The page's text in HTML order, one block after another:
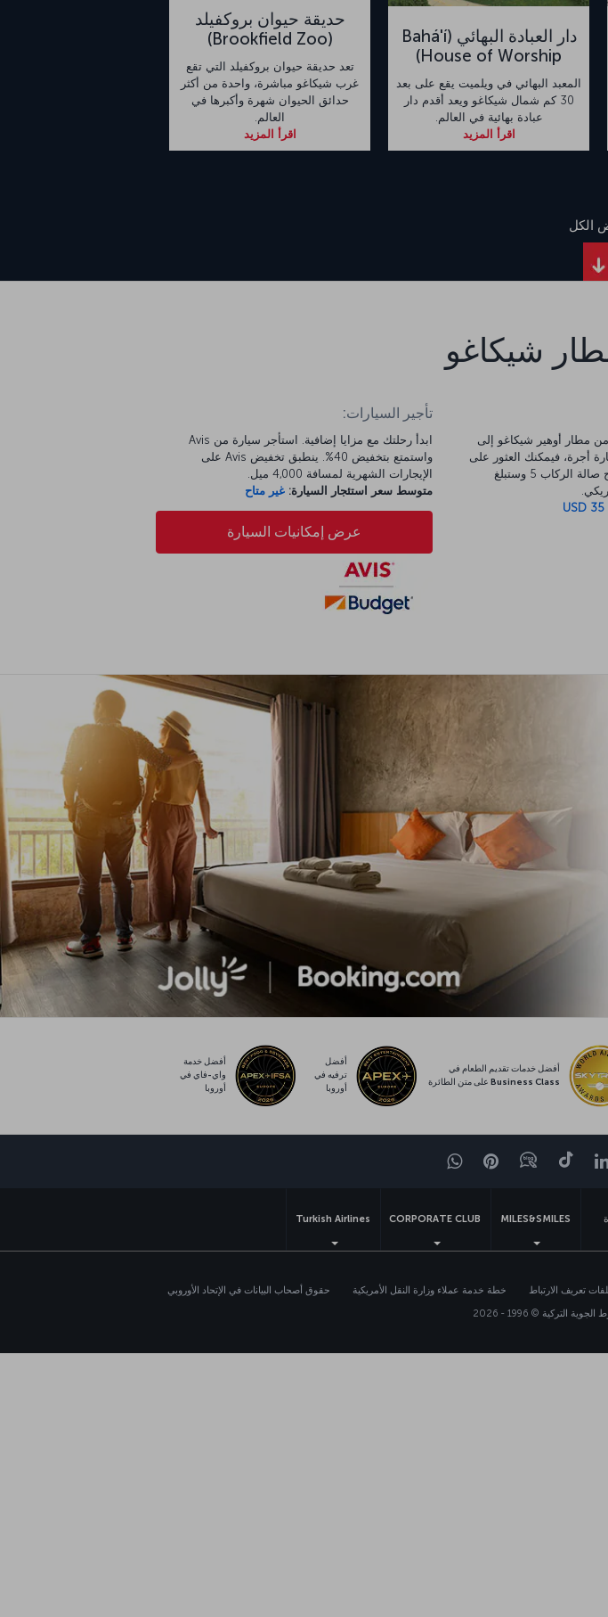
دار العبادة البهائي (Bahá'í
House of Worship)
المعبد البهائي في ويلميت يقع على بعد
30 كم شمال شيكاغو ويعد أقدم دار
عبادة بهائية في العالم.
اقرأ المزيد
حديقة حيوان بروكفيلد
(Brookfield Zoo)
تعد حديقة حيوان بروكفيلد التي تقع
غرب شيكاغو مباشرة، واحدة من أكثر
حدائق الحيوان شهرة وأكبرها في
العالم.
اقرأ المزيد
الكل
شيكاغو
مطار أوهير شيكاغو إلى
أجرة، فيمكنك العثور على
موقف لسيارات الأجرة خارج صالة الركاب 5 وستبلغ
USD 35
تأجير السيارات:
ابدأ رحلتك مع مزايا إضافية. استأجر سيارة من Avis
واستمتع بتخفيض 40%. ينطبق تخفيض Avis على
الإيجارات الشهرية لمسافة 4,000 ميل.
متوسط سعر استئجار السيارة: غير متاح
عرض إمكانيات السيارة
أفضل خدمات تقديم الطعام في
Business Class على متن الطائرة
أفضل
ترفيه في
أوروبا
أفضل خدمة
واي-فاي في
أوروبا
LinkedIn
تيك توكBlog
Pinterestواتساب
MILES&SMILES
CORPORATE CLUB
Turkish Airlines
تعريف الارتباط خطة خدمة عملاء وزارة النقل الأمريكية
حقوق أصحاب البيانات في الإتحاد الأوروبي
© 1996 - 2026